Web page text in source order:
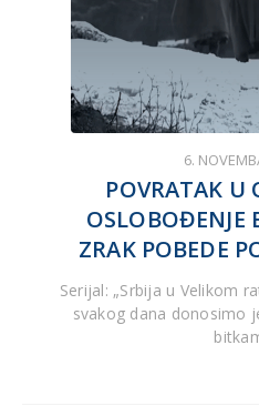
6.
POVRATAK U
OSLOBOĐENJE
ZRAK POBEDE
Serijal: „Srbija u Velikom
svakog dana donosimo